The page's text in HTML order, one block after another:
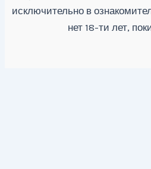
исключительно в
нет 18-ти лет,